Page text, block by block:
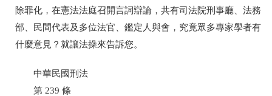
除罪化，在憲法法庭召開言詞辯論，共有司法院刑事廳、法務
部、民間代表及多位法官、鑑定人與會，究竟眾多專家學者有
什麼意見？就讓法操來告訴您。
中華民國刑法
第 239 條